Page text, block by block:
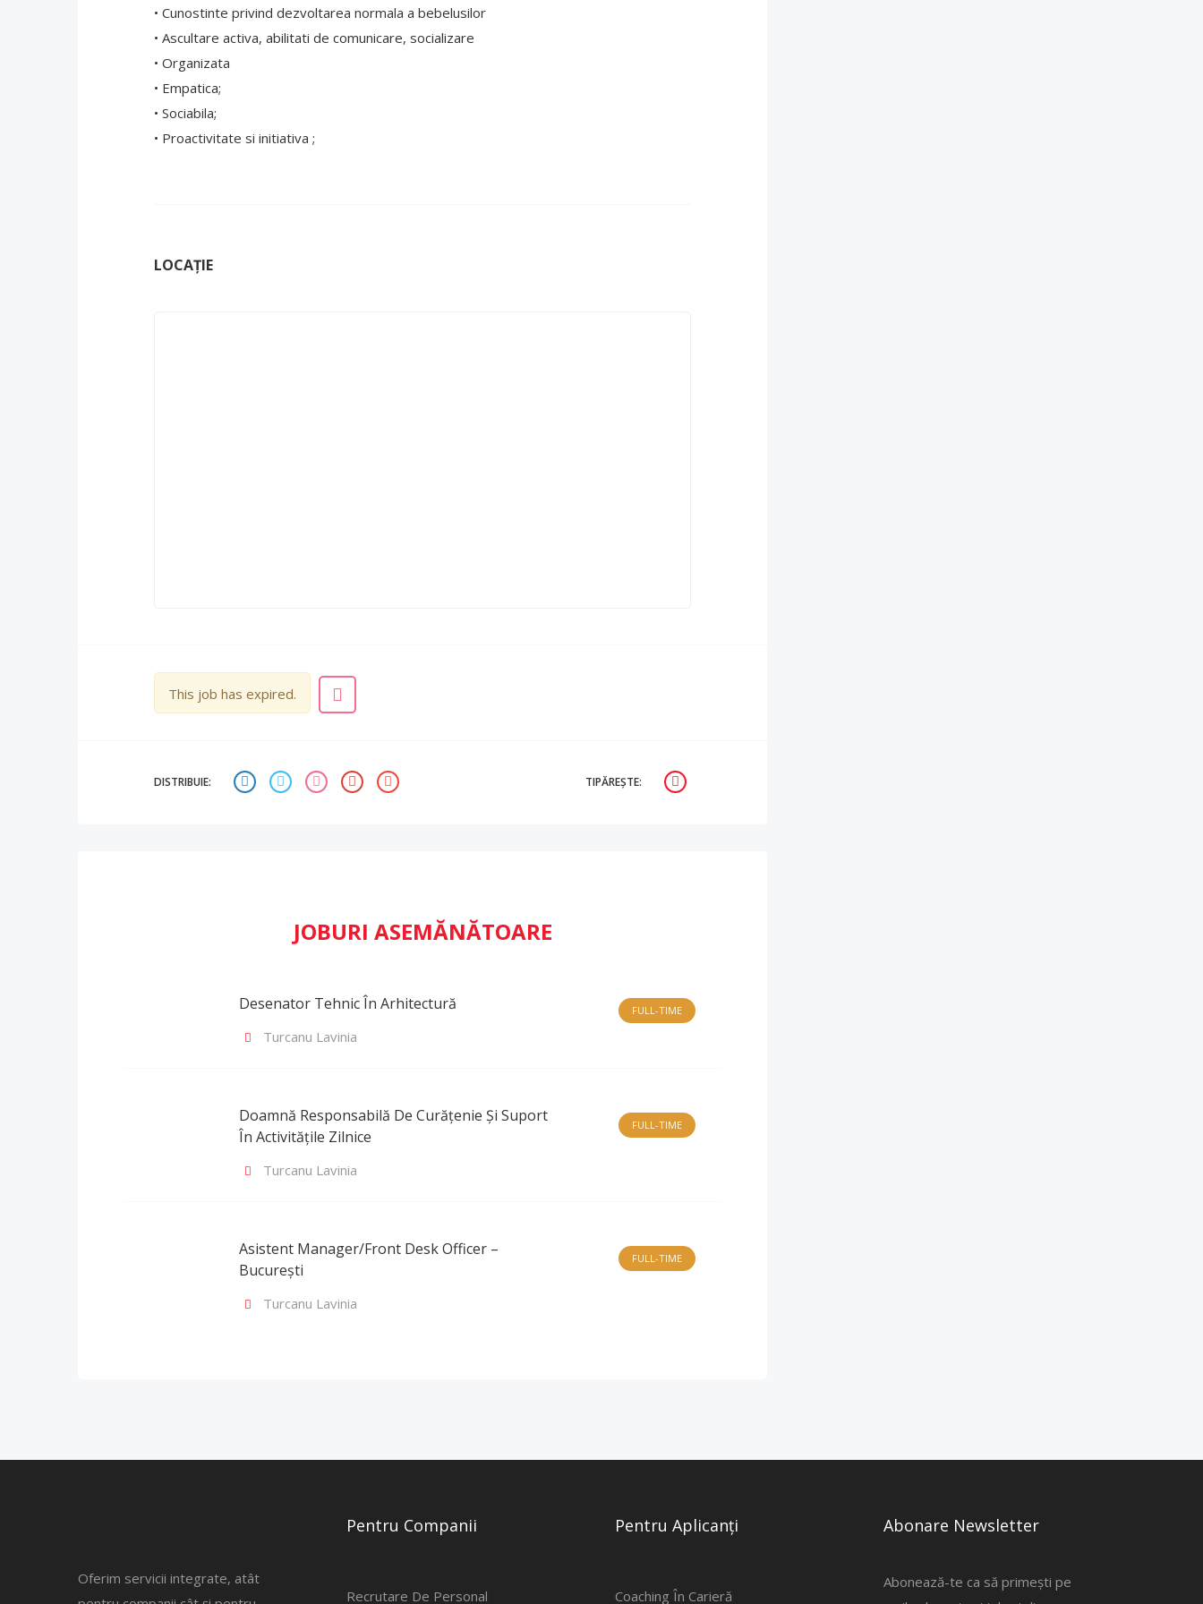
• Cunostinte privind dezvoltarea normala a bebelusilor
• Ascultare activa, abilitati de comunicare, socializare
• Organizata
• Empatica;
• Sociabila;
• Proactivitate si initiativa ;
LOCAȚIE
This job has expired.
DISTRIBUIE: TIPĂREȘTE:
JOBURI ASEMĂNĂTOARE
Desenator Tehnic În Arhitectură
Turcanu Lavinia
FULL-TIME
Doamnă Responsabilă De Curățenie Și Suport
În Activitățile Zilnice
Turcanu Lavinia
FULL-TIME
Asistent Manager/Front Desk Officer –
București
Turcanu Lavinia
FULL-TIME
Oferim servicii integrate, atât
Pentru Companii
Recrutare De Personal
Pentru Aplicanți
Coaching În Carieră
Abonare Newsletter
Abonează-te ca să primești pe